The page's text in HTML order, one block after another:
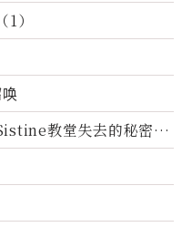
）
教堂失去的秘密